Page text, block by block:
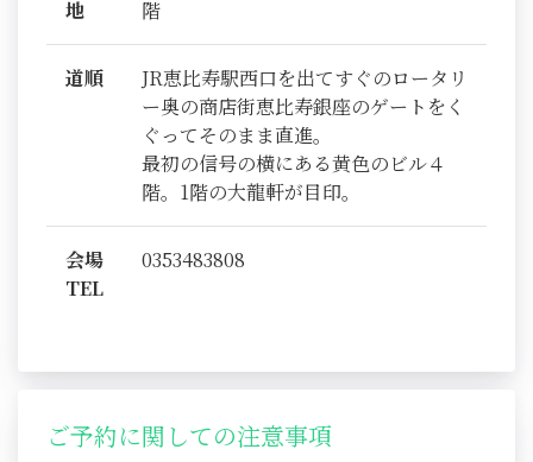
地
階
道順
JR恵比寿駅西口を出てすぐのロータリ
ー奥の商店街恵比寿銀座のゲートをく
ぐってそのまま直進。
最初の信号の横にある黄色のビル４
階。1階の大龍軒が目印。
会場
TEL
0353483808
ご予約に関しての注意事項